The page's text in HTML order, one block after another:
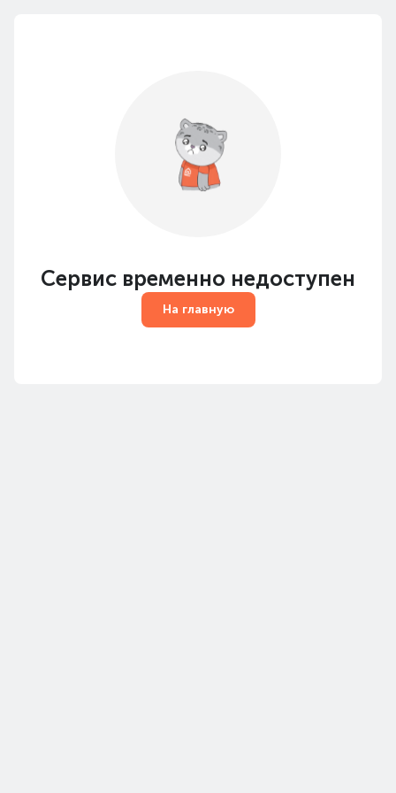
Сервис временно недоступен
На главную